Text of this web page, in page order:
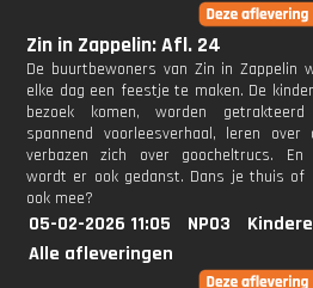
Zin in Zappelin: Afl. 24
De buurtbewoners van Zin in Zappelin
elke dag een feestje te maken. De
bezoek komen, worden
spannend voorleesverhaal, leren
verbazen zich over goocheltrucs. En
wordt er ook gedanst. Dans je thuis of
ook mee?
05-02-2026 11:05 NPO3
Alle afleveringen